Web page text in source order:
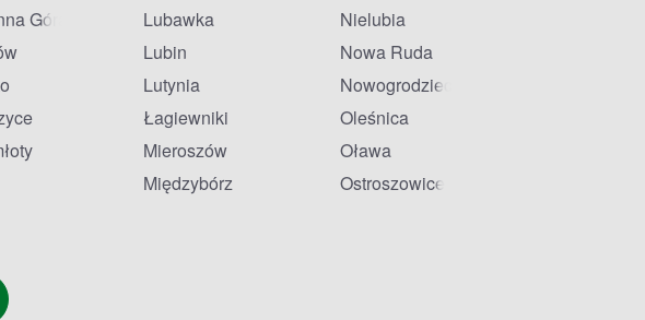
Góra
Lubawka
Lubin
Lutynia
Łagiewniki
Mieroszów
Międzybórz
Nielubia
Nowa Ruda
Nowogrodziec
Oleśnica
Oława
Ostroszowice